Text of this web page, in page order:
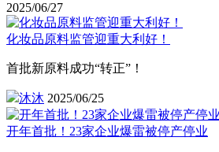
2025/06/27
化妆品原料监管迎重大利好！
首批新原料成功“转正”！
沐沐 2025/06/25
开年首批！23家企业爆雷被停产停业